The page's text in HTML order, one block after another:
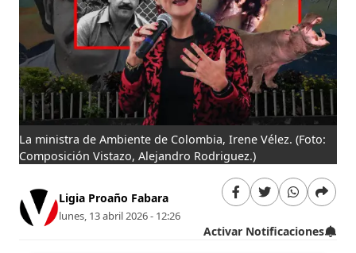
La ministra de Ambiente de Colombia, Irene Vélez. (Foto:
Composición Vistazo, Alejandro Rodriguez.)
Ligia Proaño Fabara
lunes, 13 abril 2026 - 12:26
Activar Notificaciones